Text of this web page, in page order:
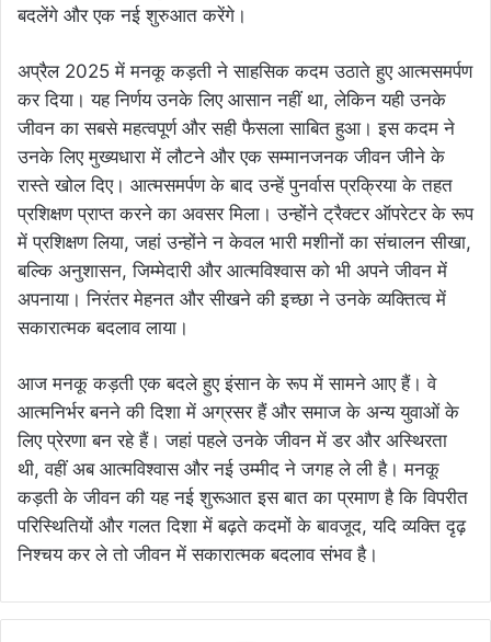
बदलेंगे और एक नई शुरुआत करेंगे।
अप्रैल 2025 में मनकू कड़ती ने साहसिक कदम उठाते हुए आत्मसमर्पण
कर दिया। यह निर्णय उनके लिए आसान नहीं था, लेकिन यही उनके
जीवन का सबसे महत्वपूर्ण और सही फैसला साबित हुआ। इस कदम ने
उनके लिए मुख्यधारा में लौटने और एक सम्मानजनक जीवन जीने के
रास्ते खोल दिए। आत्मसमर्पण के बाद उन्हें पुनर्वास प्रक्रिया के तहत
प्रशिक्षण प्राप्त करने का अवसर मिला। उन्होंने ट्रैक्टर ऑपरेटर के रूप
में प्रशिक्षण लिया, जहां उन्होंने न केवल भारी मशीनों का संचालन सीखा,
बल्कि अनुशासन, जिम्मेदारी और आत्मविश्वास को भी अपने जीवन में
अपनाया। निरंतर मेहनत और सीखने की इच्छा ने उनके व्यक्तित्व में
सकारात्मक बदलाव लाया।
आज मनकू कड़ती एक बदले हुए इंसान के रूप में सामने आए हैं। वे
आत्मनिर्भर बनने की दिशा में अग्रसर हैं और समाज के अन्य युवाओं के
लिए प्रेरणा बन रहे हैं। जहां पहले उनके जीवन में डर और अस्थिरता
थी, वहीं अब आत्मविश्वास और नई उम्मीद ने जगह ले ली है। मनकू
कड़ती के जीवन की यह नई शुरूआत इस बात का प्रमाण है कि विपरीत
परिस्थितियों और गलत दिशा में बढ़ते कदमों के बावजूद, यदि व्यक्ति दृढ़
निश्चय कर ले तो जीवन में सकारात्मक बदलाव संभव है।